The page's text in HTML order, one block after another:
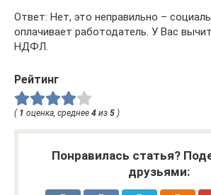
Ответ: Нет, это неправильно –
оплачивает работодатель. У Вас
НДФЛ.
Рейтинг
( 1 оценка, среднее 4 из 5 )
Понравилась статья?
друзьями: